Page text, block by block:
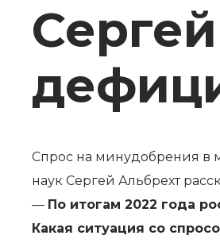
Спрос на минудобрения в
наук Сергей Альбрехт
— По итогам 2022 года
Какая ситуация со